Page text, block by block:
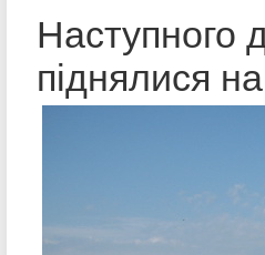
Наступного
піднялися